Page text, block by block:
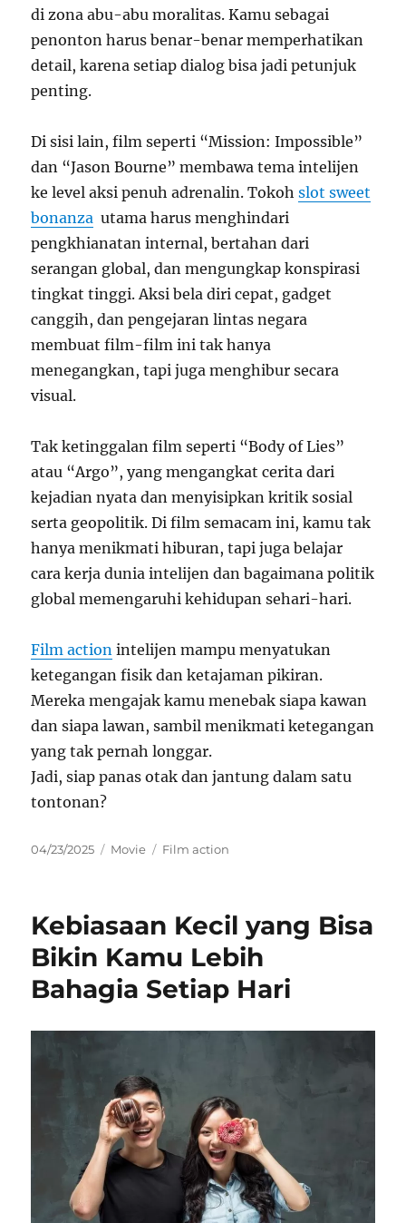
di zona abu-abu moralitas. Kamu sebagai
penonton harus benar-benar memperhatikan
detail, karena setiap dialog bisa jadi petunjuk
penting.
Di sisi lain, film seperti “Mission: Impossible”
dan “Jason Bourne” membawa tema intelijen
ke level aksi penuh adrenalin. Tokohslot sweet
bonanza utama harus menghindari
pengkhianatan internal, bertahan dari
serangan global, dan mengungkap konspirasi
tingkat tinggi. Aksi bela diri cepat, gadget
canggih, dan pengejaran lintas negara
membuat film-film ini tak hanya
menegangkan, tapi juga menghibur secara
visual.
Tak ketinggalan film seperti “Body of Lies”
atau “Argo”, yang mengangkat cerita dari
kejadian nyata dan menyisipkan kritik sosial
serta geopolitik. Di film semacam ini, kamu tak
hanya menikmati hiburan, tapi juga belajar
cara kerja dunia intelijen dan bagaimana politik
global memengaruhi kehidupan sehari-hari.
Film action intelijen mampu menyatukan
ketegangan fisik dan ketajaman pikiran.
Mereka mengajak kamu menebak siapa kawan
dan siapa lawan, sambil menikmati ketegangan
yang tak pernah longgar.
Jadi, siap panas otak dan jantung dalam satu
tontonan?
Posted
04/23/2025 Categories
Movie Tags
Film action
Kebiasaan Kecil yang Bisa
Bikin Kamu Lebih
Bahagia Setiap Hari